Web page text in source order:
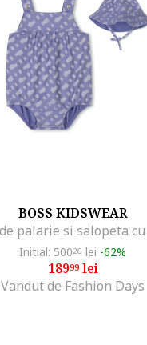
BOSS KIDSWEAR
Initial: 50026 lei -62%
18999lei
Vandut de Fashion Days